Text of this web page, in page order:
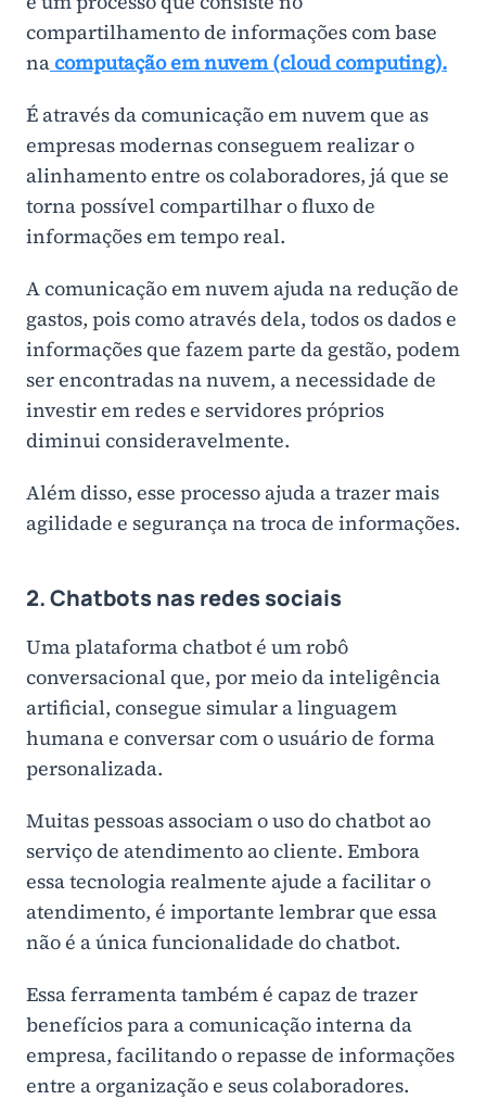
compartilhamento de informações com base
nacomputação em nuvem (cloud computing).
É através da comunicação em nuvem que as
empresas modernas conseguem realizar o
alinhamento entre os colaboradores, já que se
torna possível compartilhar o fluxo de
informações em tempo real.
A comunicação em nuvem ajuda na redução de
gastos, pois como através dela, todos os dados e
informações que fazem parte da gestão, podem
ser encontradas na nuvem, a necessidade de
investir em redes e servidores próprios
diminui consideravelmente.
Além disso, esse processo ajuda a trazer mais
agilidade e segurança na troca de informações.
2. Chatbots nas redes sociais
Uma plataforma chatbot é um robô
conversacional que, por meio da inteligência
artificial, consegue simular a linguagem
humana e conversar com o usuário de forma
personalizada.
Muitas pessoas associam o uso do chatbot ao
serviço de atendimento ao cliente. Embora
essa tecnologia realmente ajude a facilitar o
atendimento, é importante lembrar que essa
não é a única funcionalidade do chatbot.
Essa ferramenta também é capaz de trazer
benefícios para a comunicação interna da
empresa, facilitando o repasse de informações
entre a organização e seus colaboradores.